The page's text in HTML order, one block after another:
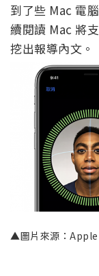
到了些 Mac 電
續閱讀 Mac 將
挖出報導內文。
▲圖片來源：Apple